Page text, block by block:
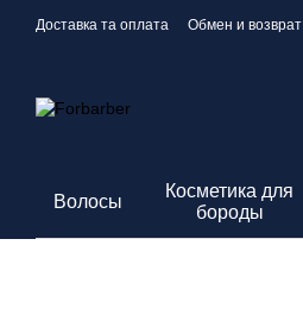
Перейти к основному контенту
Доставка та оплата Обмен и возврат
Волосы
Косметика для
бороды